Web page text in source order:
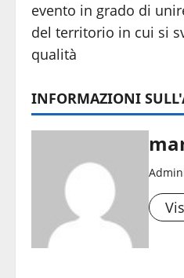
evento in grado di
del territorio in cui si
qualità
INFORMAZIONI